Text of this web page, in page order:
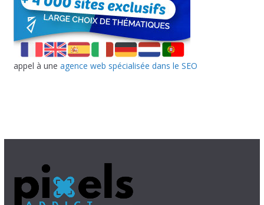
appel à une agence web spécialisée dans le SEO